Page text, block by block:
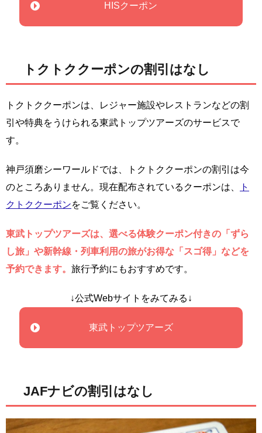
HISクーポン
トクトククーポンの割引はなし
トクトククーポンは、レジャー施設やレストランなどの割
引や特典をうけられる東武トップツアーズのサービスで
す。
神戸須磨シーワールドでは、トクトククーポンの割引は今
のところありません。現在配布されているクーポンは、
ト
クトククーポンをご覧ください。
東武トップツアーズは、選べる体験クーポン付きの「ずら
し旅」や新幹線・列車利用の旅がお得な「スゴ得」などを
予約できます。 旅行予約にもおすすめです。
↓公式Webサイトをみてみる↓
東武トップツアーズ
JAFナビの割引はなし